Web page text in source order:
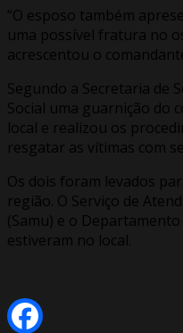
“O esposo também
uma possível fratura no
acrescentou o
Segundo a Secretaria de
Social uma guarnição do
local e realizou os
resgatar as vítimas com
Os dois foram levados
região. O Serviço de
(Samu) e o
estiveram no local.